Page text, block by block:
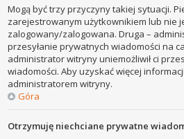
Mogą być trzy przyczyny takiej sytuacji.
zarejestrowanym użytkownikiem lub nie
zalogowany/zalogowana. Druga –
przesyłanie prywatnych wiadomości na
administrator witryny uniemożliwił ci
wiadomości. Aby uzyskać więcej
administratorem witryny.
Góra
Otrzymuję niechciane prywatne